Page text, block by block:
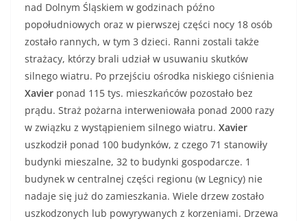
nad Dolnym Śląskiem w godzinach późno
popołudniowych oraz w pierwszej części nocy 18 osób
zostało rannych, w tym 3 dzieci. Ranni zostali także
strażacy, którzy brali udział w usuwaniu skutków
silnego wiatru. Po przejściu ośrodka niskiego ciśnienia
Xavier ponad 115 tys. mieszkańców pozostało bez
prądu. Straż pożarna interweniowała ponad 2000 razy
w związku z wystąpieniem silnego wiatru. Xavier
uszkodził ponad 100 budynków, z czego 71 stanowiły
budynki mieszalne, 32 to budynki gospodarcze. 1
budynek w centralnej części regionu (w Legnicy) nie
nadaje się już do zamieszkania. Wiele drzew zostało
uszkodzonych lub powyrywanych z korzeniami. Drzewa